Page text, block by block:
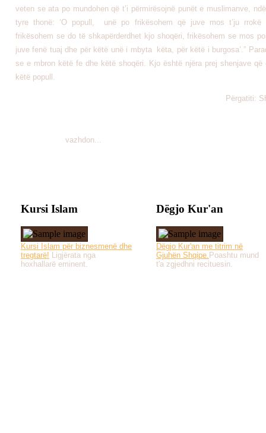
veten se ata po mundohen që t’i përmirësojnë punët e muslimanve,
tyre thonë: ‘O popull, unë po frikësohem që juve mos t’ju rrokë
frikësohem se do të shkapërderdhet kjo shoqëri, frikësohem se mos
juve fenë tuaj dhe për këtë unë i mbyta këta, për këtë i burgosa’.”
se e mbron këtë fe dhe këtë shoqëri. Kjo është njëra prej shenjave që
këtë popull.
Përgatiti:
vazhdon...
Kursi Islam
Kursi Islam për biznesmenë dhe
tregtarë! Ligjërata nga
hoxhallarë eminent.
Dëgjo Kur'an
Dëgjo Kur'an me titrim në
Gjuhën Shqipe. Poashtu mund
t'a zgjedhni recituesin.